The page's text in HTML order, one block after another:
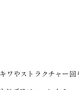
やストラクチャー回